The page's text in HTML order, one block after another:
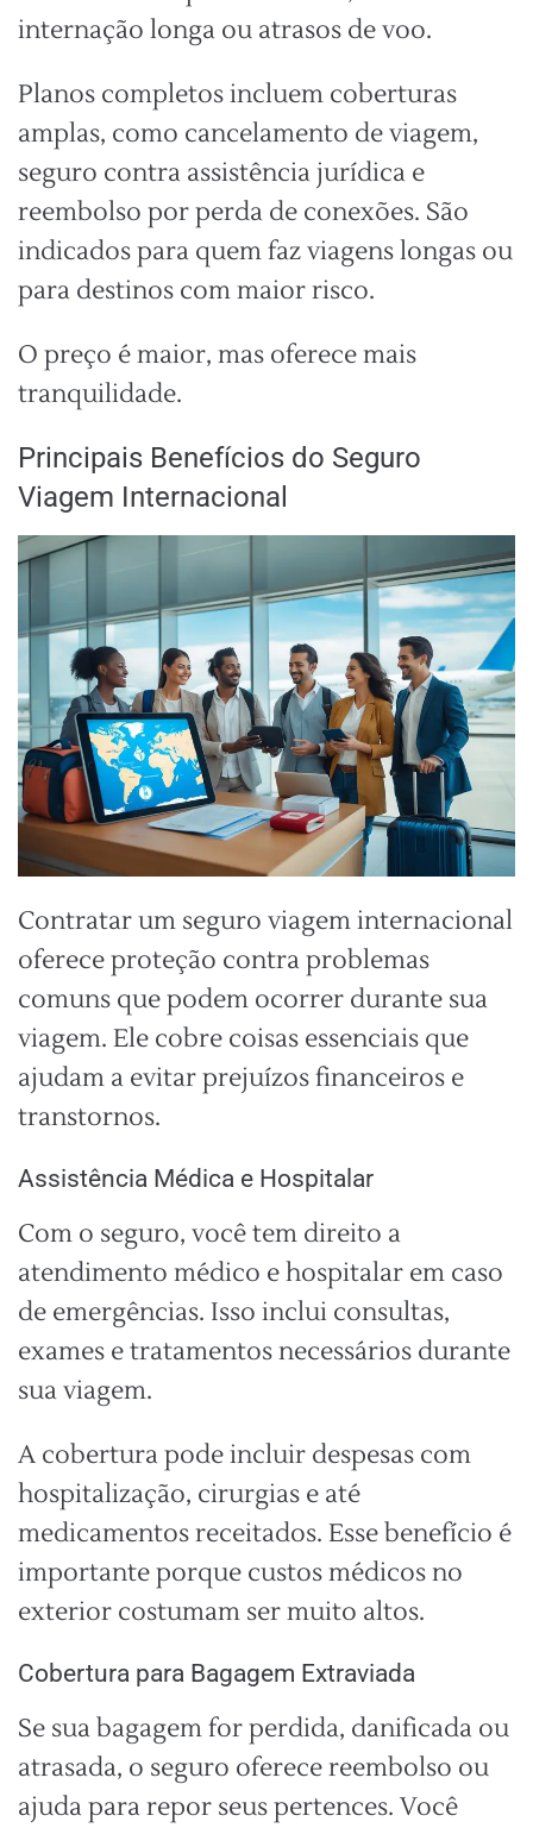
internação longa ou atrasos de voo.
Planos completos incluem coberturas
amplas, como cancelamento de viagem,
seguro contra assistência jurídica e
reembolso por perda de conexões. São
indicados para quem faz viagens longas ou
para destinos com maior risco.
O preço é maior, mas oferece mais
tranquilidade.
Principais Benefícios do Seguro
Viagem Internacional
Contratar um seguro viagem internacional
oferece proteção contra problemas
comuns que podem ocorrer durante sua
viagem. Ele cobre coisas essenciais que
ajudam a evitar prejuízos financeiros e
transtornos.
Assistência Médica e Hospitalar
Com o seguro, você tem direito a
atendimento médico e hospitalar em caso
de emergências. Isso inclui consultas,
exames e tratamentos necessários durante
sua viagem.
A cobertura pode incluir despesas com
hospitalização, cirurgias e até
medicamentos receitados. Esse benefício é
importante porque custos médicos no
exterior costumam ser muito altos.
Cobertura para Bagagem Extraviada
Se sua bagagem for perdida, danificada ou
atrasada, o seguro oferece reembolso ou
ajuda para repor seus pertences. Você